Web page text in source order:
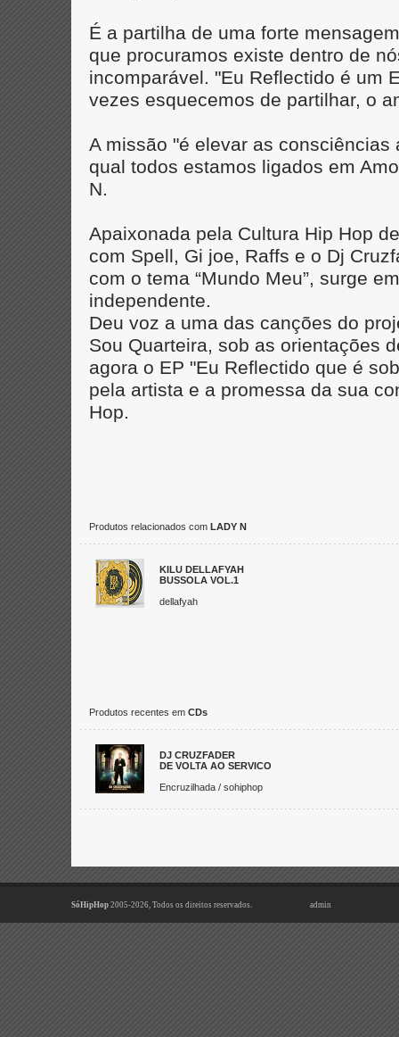
É a partilha de uma forte
que procuramos existe dentro de
incomparável. "Eu Reflectido é um
vezes esquecemos de partilhar, o
A missão "é elevar as
qual todos estamos ligados em
N.
Apaixonada pela Cultura Hip Hop
com Spell, Gi joe, Raffs e o Dj
com o tema “Mundo Meu”, surge
independente.
Deu voz a uma das canções do
Sou Quarteira, sob as orientações
agora o EP "Eu Reflectido que é
pela artista e a promessa da sua
Hop.
Produtos relacionados com LADY N
KILU DELLAFYAH
BUSSOLA VOL.1
dellafyah
Produtos recentes em CDs
DJ CRUZFADER
DE VOLTA AO SERVICO
Encruzilhada / sohiphop
SóHipHop 2005-2026, Todos os direitos reservados. admin